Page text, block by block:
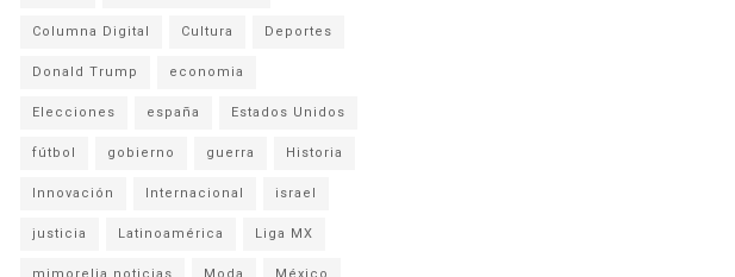
Columna Digital Cultura Deportes
Donald Trump economia
Elecciones españa Estados Unidos
fútbol gobierno guerra Historia
Innovación Internacional israel
justicia Latinoamérica Liga MX